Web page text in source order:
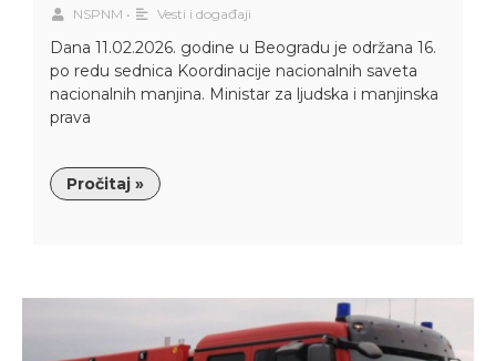
NSPNM • Vesti i događaji
Dana 11.02.2026. godine u Beogradu je održana 16.
po redu sednica Koordinacije nacionalnih saveta
nacionalnih manjina. Ministar za ljudska i manjinska
prava
Pročitaj »